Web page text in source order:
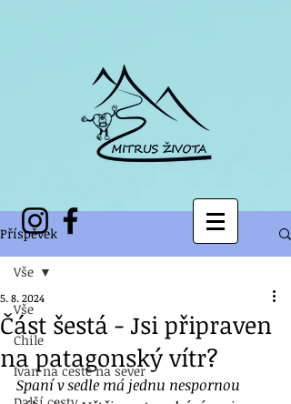
Příspěvek
Vše
Chile
Ivan na cestě na sever
Vše
Část šestá - Jsi připraven
na patagonský vítr?
5. 8. 2024
Spaní v sedle má jednu nespornou